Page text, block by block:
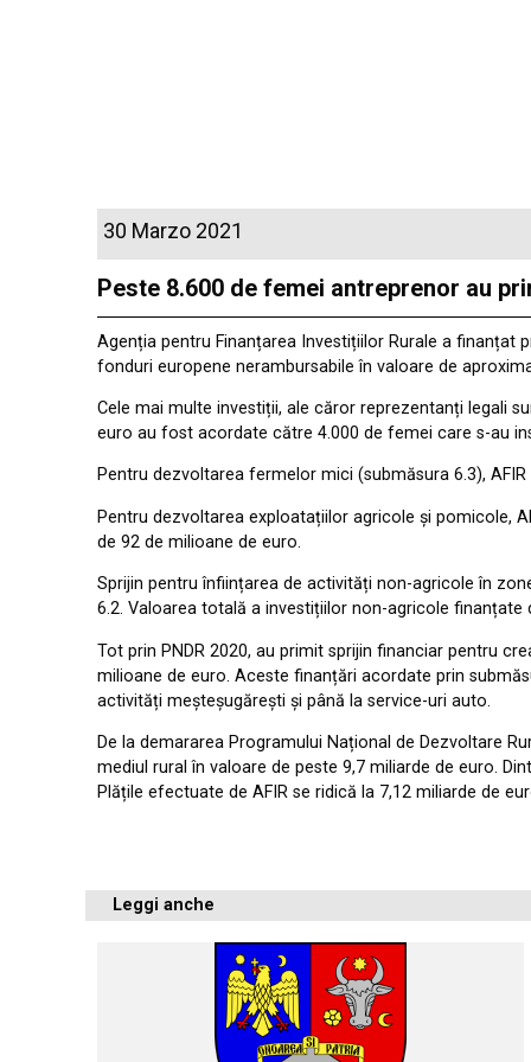
30 Marzo 2021
Peste 8.600 de femei antreprenor au
Agenția pentru Finanțarea Investițiilor Rurale a finanțat
fonduri europene nerambursabile în valoare de
Cele mai multe investiții, ale căror reprezentanți legali
euro au fost acordate către 4.000 de femei care s-au
Pentru dezvoltarea fermelor mici (submăsura 6.3),
Pentru dezvoltarea exploatațiilor agricole și pomicole,
de 92 de milioane de euro.
Sprijin pentru înființarea de activități non-agricole în
6.2. Valoarea totală a investițiilor non-agricole finanțate
Tot prin PNDR 2020, au primit sprijin financiar pentru
milioane de euro. Aceste finanțări acordate prin
activități meșteșugărești și până la service-uri auto.
De la demararea Programului Național de Dezvoltare
mediul rural în valoare de peste 9,7 miliarde de euro.
Plățile efectuate de AFIR se ridică la 7,12 miliarde de
Leggi anche